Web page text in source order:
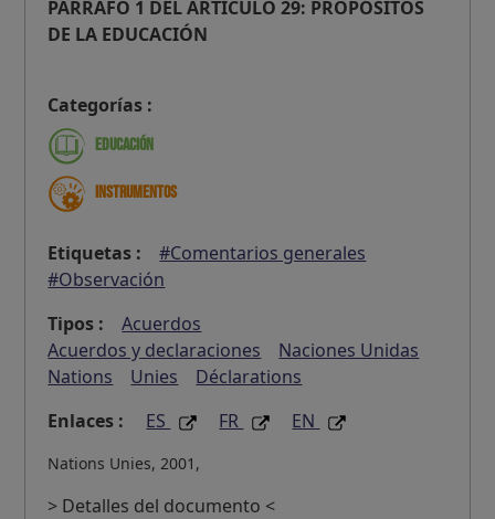
PÁRRAFO 1 DEL ARTÍCULO 29: PROPÓSITOS
DE LA EDUCACIÓN
Categorías :
Educación
Instrumentos
Etiquetas :
#Comentarios generales
#Observación
Tipos :
Acuerdos
Acuerdos y declaraciones
Naciones Unidas
Nations
Unies
Déclarations
Enlaces :
ES FR EN
Nations Unies, 2001,
> Detalles del documento <